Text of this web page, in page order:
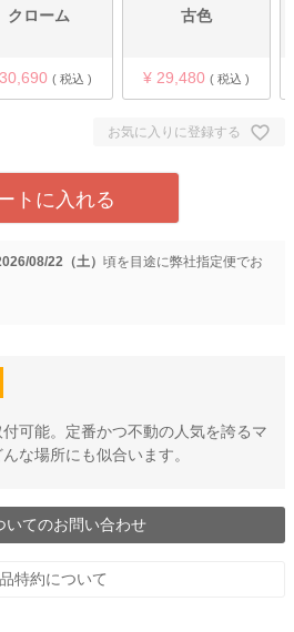
クローム
30,690 税込
古色
¥ 29,480 税込
お気に入りに登録する
トに入れる
08/22（土） に弊社指定便でお
可能。定番かつ不動の人気を誇るマ
な場所にも似合います。
いてのお問い合わせ
特約について